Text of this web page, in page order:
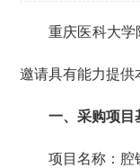
重庆医科大学
邀请具有能力提供
一、采购项目
项目名称：腔